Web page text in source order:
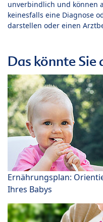
unverbindlich und können
keinesfalls eine Diagnose
darstellen oder einen
Das könnte Sie
Ernährungsplan:
Ihres Babys